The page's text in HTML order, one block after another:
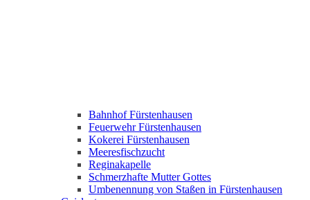
Bahnhof Fürstenhausen
Feuerwehr Fürstenhausen
Kokerei Fürstenhausen
Meeresfischzucht
Reginakapelle
Schmerzhafte Mutter Gottes
Umbenennung von Staßen in Fürstenhausen